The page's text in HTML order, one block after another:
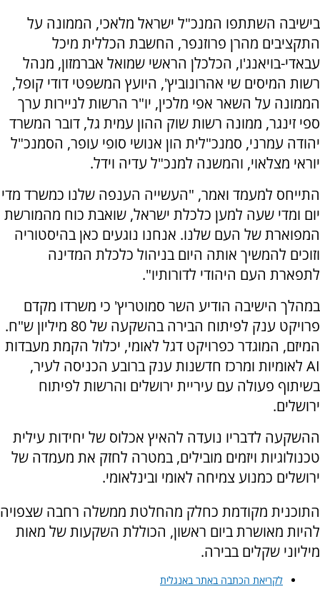
בישיבה השתתפו המנכ"ל ישראל מלאכי, הממונה על
התקציבים מהרן פרוזנפר, החשבת הכללית מיכל
עבאדי-בויאנג'ו, הכלכלן הראשי שמואל אברמזון, מנהל
רשות המיסים שי אהרונוביץ', היועץ המשפטי דודי קופל,
הממונה על השאר אפי מלכין, יו"ר הרשות לניירות ערך
ספי זינגר, ממונה רשות שוק ההון עמית גל, דובר המשרד
יהודה עמרני, סמנכ"לית הון אנושי סופי עופר, הסמנכ"ל
יוראי מצלאוי, והמשנה למנכ"ל עדיה וידל.
התייחס למעמד ואמר, "העשייה הענפה שלנו כמשרד מדי
יום ומדי שעה למען כלכלת ישראל, שואבת כוח מהמורשת
המפוארת של העם שלנו. אנחנו נוגעים כאן בהיסטוריה
וזוכים להמשיך אותה היום בניהול כלכלת המדינה
לתפארת העם היהודי לדורותיו".
במהלך הישיבה הודיע השר סמוטריץ' כי משרדו מקדם
פרויקט ענק לפיתוח הבירה בהשקעה של 80 מיליון ש"ח.
המיזם, המוגדר כפרויקט דגל לאומי, יכלול הקמת מעבדות
AI לאומיות ומרכז חדשנות ענק ברובע הכניסה לעיר,
בשיתוף פעולה עם עיריית ירושלים והרשות לפיתוח
ירושלים.
ההשקעה לדבריו נועדה להאיץ אכלוס של יחידות עילית
טכנולוגיות ויזמים מובילים, במטרה לחזק את מעמדה של
ירושלים כמנוע צמיחה לאומי ובינלאומי.
התוכנית מקודמת כחלק מהחלטת ממשלה רחבה שצפויה
להיות מאושרת ביום ראשון, הכוללת השקעות של מאות
מיליוני שקלים בבירה.
לקריאת הכתבה באתר באנגלית